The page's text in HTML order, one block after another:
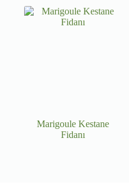
Marigoule Kestane
Fidanı